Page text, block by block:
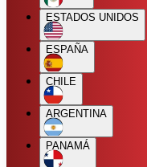
ESTADOS UNIDOS
ESPAÑA
CHILE
ARGENTINA
PANAMÁ